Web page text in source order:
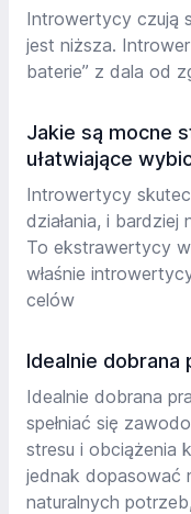
Introwertycy czują
jest niższa.
baterie” z dala od
Jakie są mocne
ułatwiające
Introwertycy
działania, i
To ekstrawertycy
właśnie
celów
Idealnie
Idealnie dobrana
spełniać się
stresu i obciążenia
jednak dopasować
naturalnych